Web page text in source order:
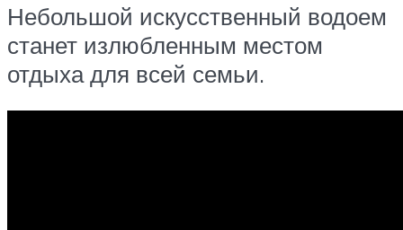
Небольшой искусственный водоем
станет излюбленным местом
отдыха для всей семьи.